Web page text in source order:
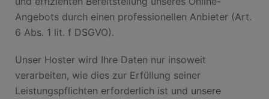
Angebots durch einen professionellen Anbieter (Art.
6 Abs. 1 lit. f DSGVO).
Unser Hoster wird Ihre Daten nur insoweit
verarbeiten, wie dies zur Erfüllung seiner
Leistungspflichten erforderlich ist und unsere